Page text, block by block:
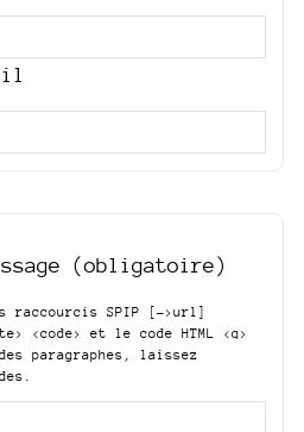
(obligatoire)
raccourcis SPIP
[->url]
<code>
et le code HTML <q>
paragraphes, laissez